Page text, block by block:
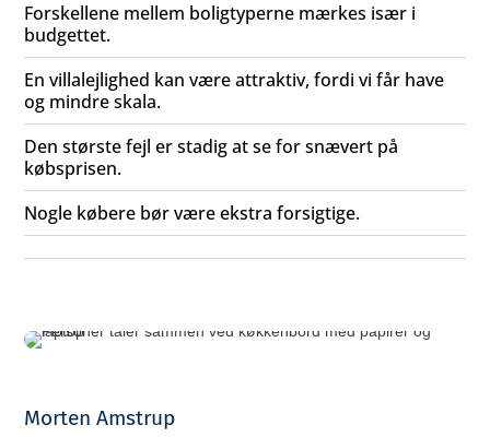
Forskellene mellem boligtyperne mærkes især i
budgettet.
En villalejlighed kan være attraktiv, fordi vi får have
og mindre skala.
Den største fejl er stadig at se for snævert på
købsprisen.
Nogle købere bør være ekstra forsigtige.
Morten Amstrup